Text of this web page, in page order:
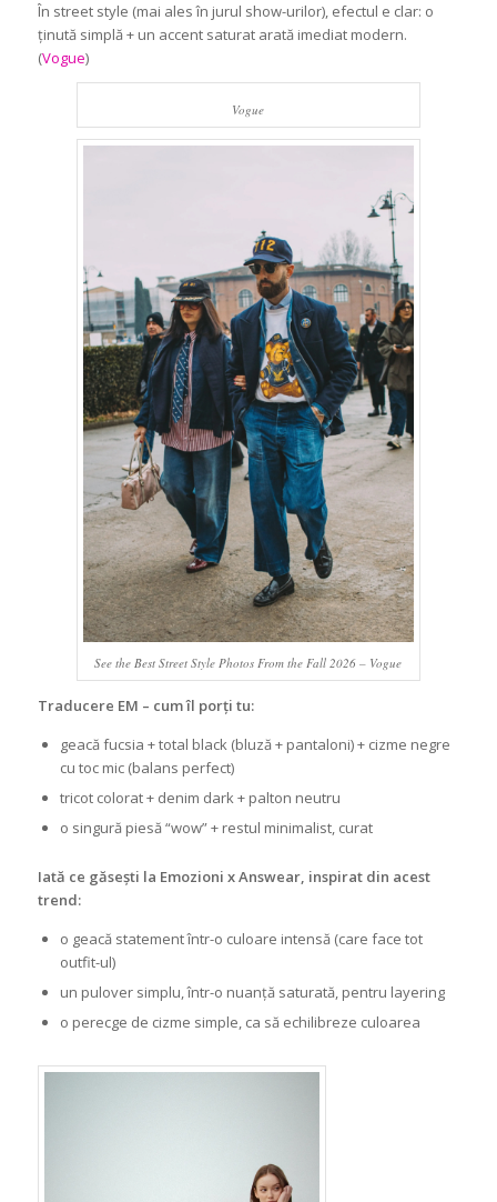
În street style (mai ales în jurul show-urilor), efectul e clar: o
ținută simplă + un accent saturat arată imediat modern.
(Vogue)
Vogue
See the Best Street Style Photos From the Fall 2026 – Vogue
Traducere EM – cum îl porți tu:
geacă fucsia + total black (bluză + pantaloni) + cizme negre
cu toc mic (balans perfect)
tricot colorat + denim dark + palton neutru
o singură piesă “wow” + restul minimalist, curat
Iată ce găsești la Emozioni x Answear, inspirat din acest
trend:
o geacă statement într-o culoare intensă (care face tot
outfit-ul)
un pulover simplu, într-o nuanță saturată, pentru layering
o perecge de cizme simple, ca să echilibreze culoarea